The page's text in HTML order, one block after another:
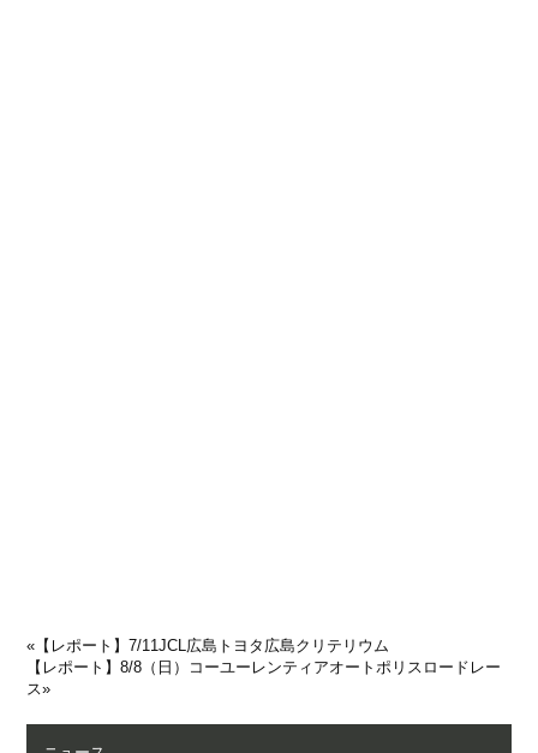
« 【レポート】7/11JCL広島トヨタ広島クリテリウム
【レポート】8/8（日）コーユーレンティアオートポリスロードレー
ス»